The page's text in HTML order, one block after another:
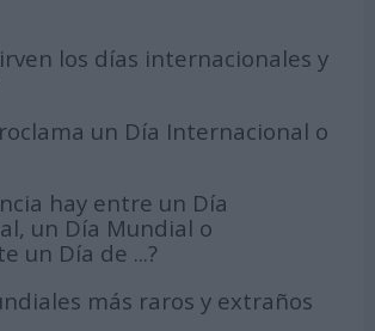
los días internacionales y
un Día Internacional o
hay entre un Día
un Día Mundial o
un Día de ...?
más raros y extraños